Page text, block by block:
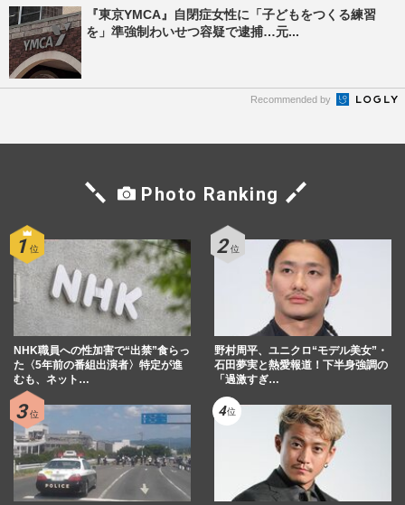
『東京YMCA』自閉症女性に「子どもをつくる練習
を」準強制わいせつ容疑で逮捕…元...
Recommended by
Photo Ranking
NHK職員への性加害で“出禁”食らっ
た〈5年前の番組出演者〉特定が進
むも、ネット…
野村周平、ユニクロ“モデル美女”・
石田夢実と熱愛報道！下半身強調の
「過激すぎ…